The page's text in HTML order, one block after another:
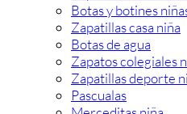
Botas y botines
Zapatillas casa niña
Botas de agua
Zapatos colegiales
Zapatillas deporte
Pascualas